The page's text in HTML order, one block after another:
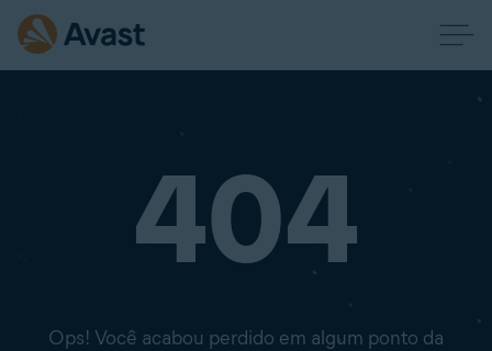
404
Ops! Você acabou perdido em algum ponto da